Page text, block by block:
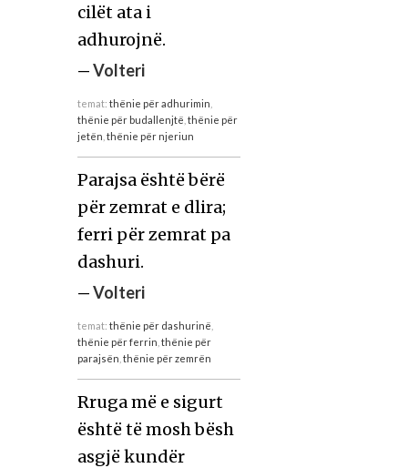
cilët ata i
adhurojnë.
—Volteri
temat: thënie për adhurimin
thënie për budallenjtë thënie për
jetën thënie për njeriun
Parajsa është bërë
për zemrat e dlira;
ferri për zemrat pa
dashuri.
—Volteri
temat: thënie për dashurinë
thënie për ferrin thënie për
parajsën thënie për zemrën
Rruga më e sigurt
është të mosh bësh
asgjë kundër